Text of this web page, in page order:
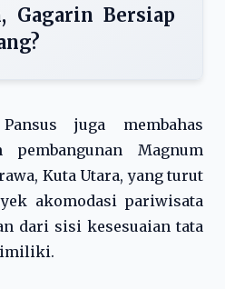
Gagarin Bersiap
juga membahas
pembangunan Magnum
Kuta Utara, yang turut
akomodasi pariwisata
dari sisi kesesuaian tata